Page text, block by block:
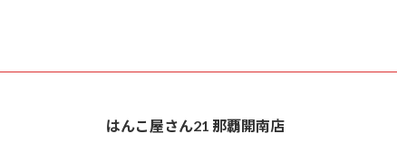
はんこ屋さん21 那覇開南店